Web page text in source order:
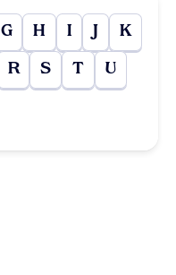
G H I J K
R S T U